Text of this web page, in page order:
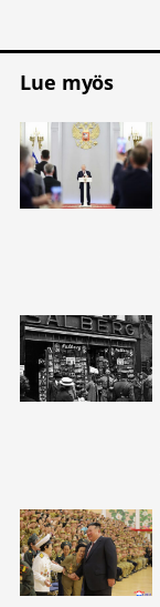
Lue myös